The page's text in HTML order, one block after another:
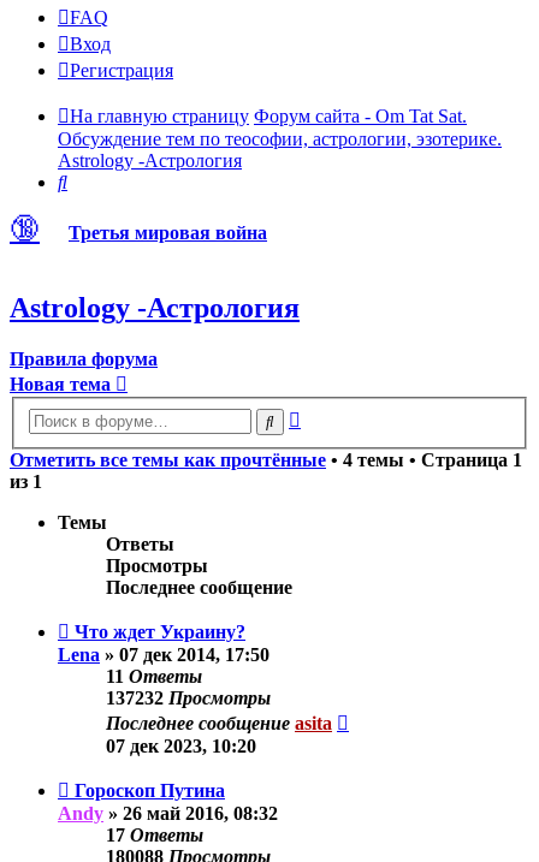
FAQ
Вход
Регистрация
На главную страницу Форум сайта - Om Tat Sat.
Обсуждение тем по теософии, астрологии, эзотерике.
Astrology -Астрология
Поиск
🔞 Третья мировая война
Astrology -Астрология
Правила форума
Новая тема
Поиск
Отметить все темы как прочтённые • 4 темы • Страница 1
из 1
Темы
Ответы
Просмотры
Последнее сообщение
Что ждет Украину?
Lena » 07 дек 2014, 17:50
11 Ответы
137232 Просмотры
Последнее сообщение asita
07 дек 2023, 10:20
Гороскоп Путина
Andy » 26 май 2016, 08:32
17 Ответы
180088 Просмотры